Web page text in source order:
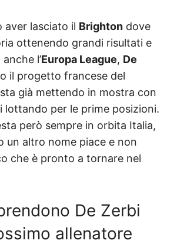
aver lasciato il Brighton dove
ottenendo grandi risultati e
l’Europa League, De
il progetto francese del
già mettendo in mostra con
lottando per le prime posizioni.
però sempre in orbita Italia,
un altro nome piace e non
che è pronto a tornare nel
De Zerbi
allenatore